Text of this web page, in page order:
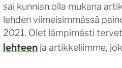
sai kunnian olla mukana
lehden viimeisimmässä
2021. Olet lämpimästi
lehteenja artikkeliimme,